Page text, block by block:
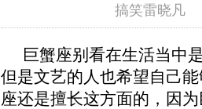
搞笑雷晓凡
巨蟹座别看在生活当中
但是文艺的人也希望自己
座还是擅长这方面的，因